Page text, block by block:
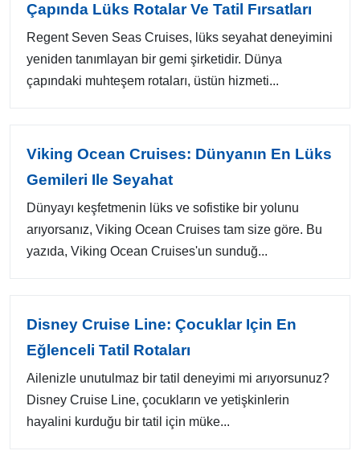
Çapında Lüks Rotalar Ve Tatil Fırsatları
Regent Seven Seas Cruises, lüks seyahat deneyimini
yeniden tanımlayan bir gemi şirketidir. Dünya
çapındaki muhteşem rotaları, üstün hizmeti...
Viking Ocean Cruises: Dünyanın En Lüks
Gemileri Ile Seyahat
Dünyayı keşfetmenin lüks ve sofistike bir yolunu
arıyorsanız, Viking Ocean Cruises tam size göre. Bu
yazıda, Viking Ocean Cruises'un sunduğ...
Disney Cruise Line: Çocuklar Için En
Eğlenceli Tatil Rotaları
Ailenizle unutulmaz bir tatil deneyimi mi arıyorsunuz?
Disney Cruise Line, çocukların ve yetişkinlerin
hayalini kurduğu bir tatil için müke...